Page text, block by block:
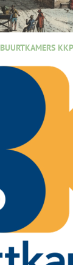
BUURTKAMERS KKP